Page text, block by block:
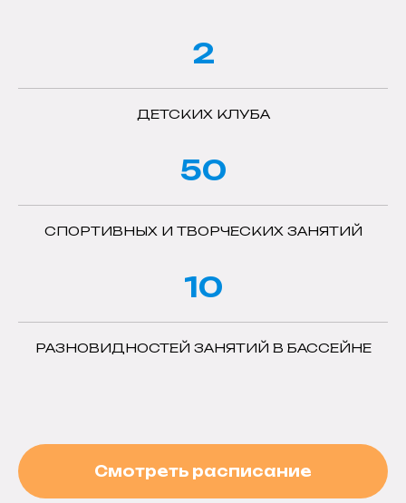
2
ДЕТСКИХ КЛУБА
50
СПОРТИВНЫХ И ТВОРЧЕСКИХ ЗАНЯТИЙ
10
РАЗНОВИДНОСТЕЙ ЗАНЯТИЙ В БАССЕЙНЕ
Смотреть расписание